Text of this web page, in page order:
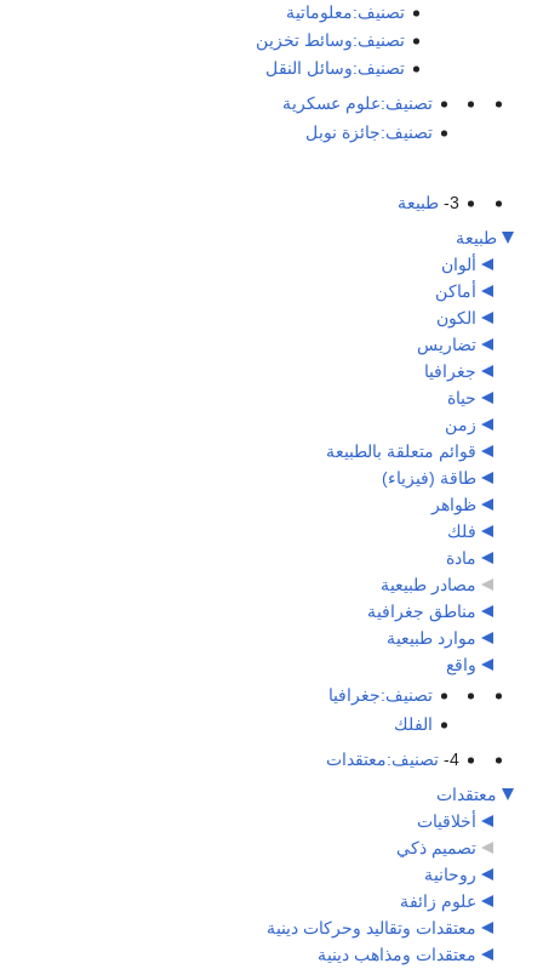
تصنيف:معلوماتية
تصنيف:وسائط تخزين
تصنيف:وسائل النقل
تصنيف:علوم عسكرية
تصنيف:جائزة نوبل
3- طبيعة
طبيعة
ألوان
أماكن
الكون
تضاريس
جغرافيا
حياة
زمن
قوائم متعلقة بالطبيعة
طاقة (فيزياء)
ظواهر
فلك
مادة
مصادر طبيعية
مناطق جغرافية
موارد طبيعية
واقع
تصنيف:جغرافيا
الفلك
4- تصنيف:معتقدات
معتقدات
أخلاقيات
تصميم ذكي
روحانية
علوم زائفة
معتقدات وتقاليد وحركات دينية
معتقدات ومذاهب دينية